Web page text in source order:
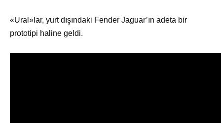
«Ural»lar, yurt dışındaki Fender Jaguar’ın adeta bir
prototipi haline geldi.